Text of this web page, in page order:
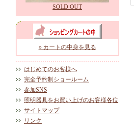
SOLD OUT
» カートの中身を見る
はじめてのお客様へ
完全予約制ショールーム
参加SNS
照明器具をお買い上げのお客様各位
サイトマップ
リンク